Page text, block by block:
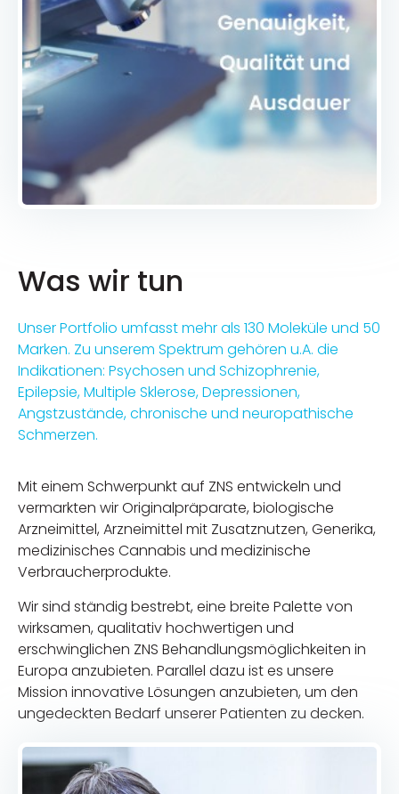
Was wir tun
Unser Portfolio umfasst mehr als 130 Moleküle und 50
Marken. Zu unserem Spektrum gehören u.A. die
Indikationen: Psychosen und Schizophrenie,
Epilepsie, Multiple Sklerose, Depressionen,
Angstzustände, chronische und neuropathische
Schmerzen.
Mit einem Schwerpunkt auf ZNS entwickeln und
vermarkten wir Originalpräparate, biologische
Arzneimittel, Arzneimittel mit Zusatznutzen, Generika,
medizinisches Cannabis und medizinische
Verbraucherprodukte.
Wir sind ständig bestrebt, eine breite Palette von
wirksamen, qualitativ hochwertigen und
erschwinglichen ZNS Behandlungsmöglichkeiten in
Europa anzubieten. Parallel dazu ist es unsere
Mission innovative Lösungen anzubieten, um den
ungedeckten Bedarf unserer Patienten zu decken.